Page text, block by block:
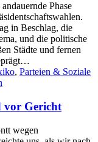
Phase
in Beschlag, die
und die politische
Städte und fernen
, Parteien & Soziale
vor Gericht
wegen